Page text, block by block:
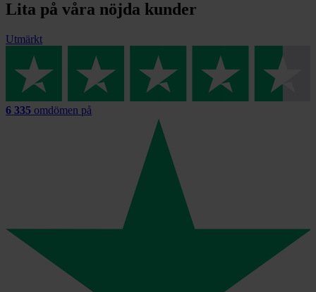
Lita på våra nöjda kunder
Utmärkt
6 335 omdömen på